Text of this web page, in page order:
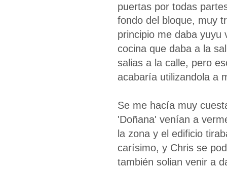
puertas por todas
fondo del bloque, muy
principio me daba yuyu
cocina que daba a la
salias a la calle, pero
acabaría utilizandola a
Se me hacía muy
'Doñana' venían a
la zona y el edificio
carísimo, y Chris se
también solian venir a